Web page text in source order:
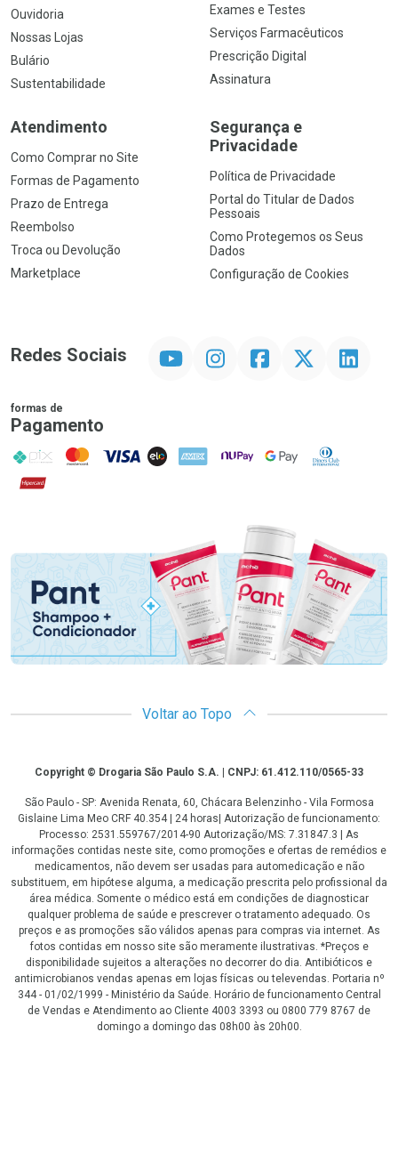
Ouvidoria
Nossas Lojas
Bulário
Sustentabilidade
Exames e Testes
Serviços Farmacêuticos
Prescrição Digital
Assinatura
Atendimento
Como Comprar no Site
Formas de Pagamento
Prazo de Entrega
Reembolso
Troca ou Devolução
Marketplace
Segurança e
Privacidade
Política de Privacidade
Portal do Titular de Dados
Pessoais
Como Protegemos os Seus
Dados
Configuração de Cookies
Redes Sociais InstagramFacebookTwitter Linkedin
formas de
Pagamento
PIX MasterCard
VISA ELO AMEX NuPay Google PayDiners Club
Hipercard
Promoção em Destaque
Voltar ao Topo
CopyrightCopyright © Drogaria São Paulo S.A. | CNPJ: 61.412.110/0565-33
São Paulo - SP: Avenida Renata, 60, Chácara Belenzinho - Vila Formosa
Gislaine Lima Meo CRF 40.354 | 24 horas| Autorização de funcionamento:
Processo: 2531.559767/2014-90 Autorização/MS: 7.31847.3 | As
informações contidas neste site, como promoções e ofertas de remédios e
medicamentos, não devem ser usadas para automedicação e não
substituem, em hipótese alguma, a medicação prescrita pelo profissional da
área médica. Somente o médico está em condições de diagnosticar
qualquer problema de saúde e prescrever o tratamento adequado. Os
preços e as promoções são válidos apenas para compras via internet. As
fotos contidas em nosso site são meramente ilustrativas. *Preços e
disponibilidade sujeitos a alterações no decorrer do dia. Antibióticos e
antimicrobianos vendas apenas em lojas físicas ou televendas. Portaria nº
344 - 01/02/1999 - Ministério da Saúde. Horário de funcionamento Central
de Vendas e Atendimento ao Cliente 4003 3393 ou 0800 779 8767 de
domingo a domingo das 08h00 às 20h00.